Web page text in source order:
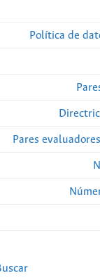
Política de
Pares